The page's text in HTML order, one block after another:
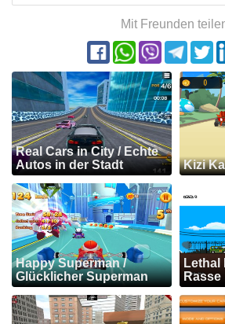
Mit Freunden
Real Cars in City / Echte
Autos in der Stadt
Kizi
Happy Superman /
Glücklicher Superman
Lethal
Rasse